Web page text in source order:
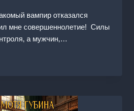
вампир отказался
мне совершеннолетие! Силы
а мужчин,…